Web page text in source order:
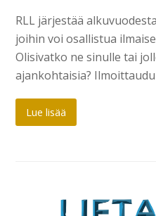
RLL järjestää
joihin voi osallistua
Olisivatko ne sinulle tai
ajankohtaisia?
Lue lisää